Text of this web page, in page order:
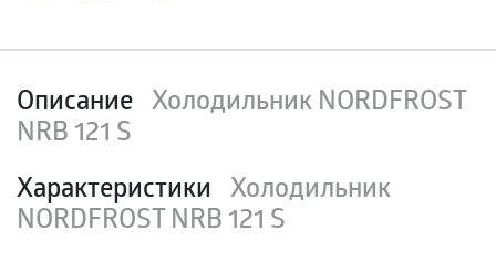
Описание Холодильник NORDFROST
NRB 121 S
Характеристики Холодильник
NORDFROST NRB 121 S